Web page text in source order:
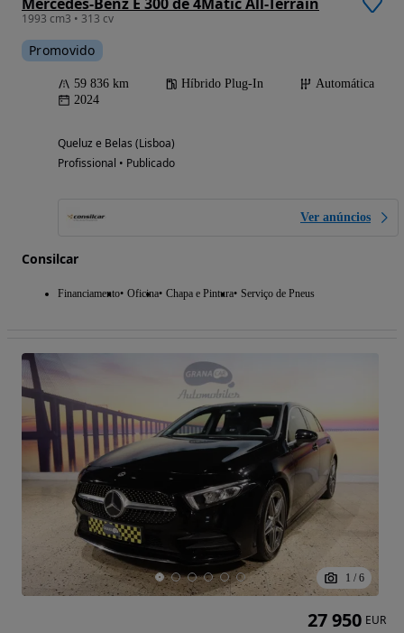
1993 cm3 • 313 cv
Promovido
59 836 km Híbrido Plug-In
Automática
2024
Queluz e Belas (Lisboa)
Profissional • Publicado
Ver anúncios
Consilcar
Financiamento Oficina Chapa e Pintura Serviço de Pneus
1 / 6
27 950 EUR